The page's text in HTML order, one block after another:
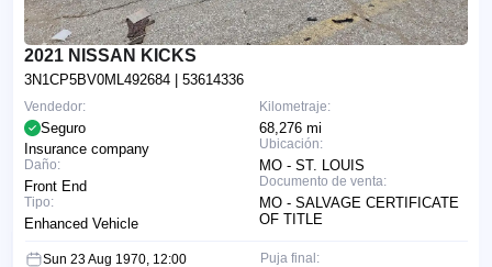
2021 NISSAN KICKS
3N1CP5BV0ML492684 | 53614336
Kilometraje:
68,276 mi
Ubicación:
MO - ST. LOUIS
Documento de venta:
MO - SALVAGE CERTIFICATE
OF TITLE
Vendedor:
Seguro
Insurance company
Daño:
Front End
Tipo:
Enhanced Vehicle
Sun 23 Aug 1970, 12:00
Puja final: